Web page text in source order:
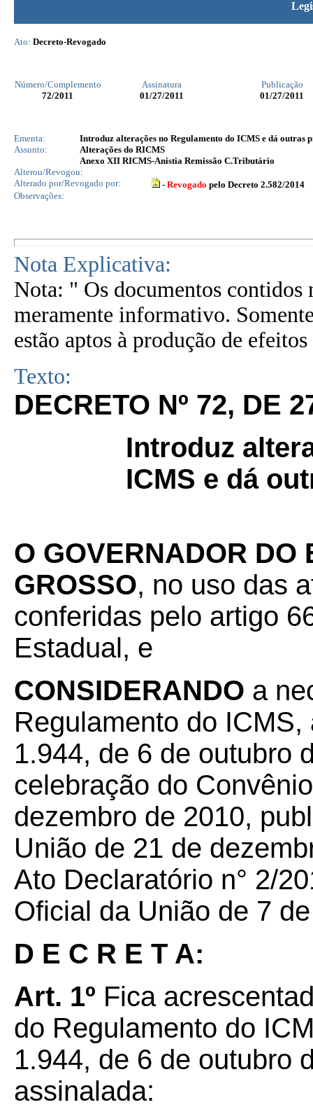
Ato: Decreto-Revogado
Número/Complemento Assinatura
Publicação
72/2011 01/27/2011 01/27/2011
Ementa:
Introduz alterações no Regulamento do ICMS e dá outras
Assunto:
Alterações do RICMS
Anexo XII RICMS-Anistia Remissão C.Tributário
Alterou/Revogou:
Alterado por/Revogado por:
- Revogado pelo Decreto 2.582/2014
Observações:
Nota Explicativa:
Nota: " Os documentos contidos
meramente informativo.
estão aptos à produção de
Texto:
DECRETO Nº 72, DE
Introduz
ICMS e dá
O GOVERNADOR DO
GROSSO, no uso das
conferidas pelo artigo
Estadual, e
CONSIDERANDO a
Regulamento do
1.944, de 6 de outubro
celebração do
dezembro de 2010,
União de 21 de
Ato Declaratório n° 2/
Oficial da União de 7
D E C R E T A:
Art. 1º Fica
do Regulamento do
1.944, de 6 de outubro
assinalada: